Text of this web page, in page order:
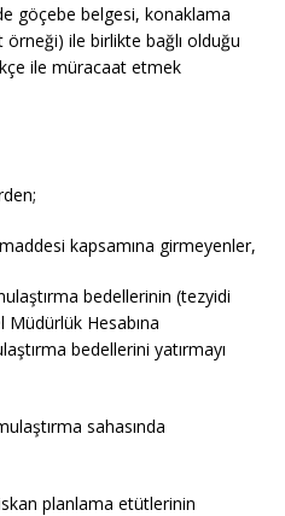
göçebe belgesi, konaklama
örneği) ile birlikte bağlı olduğu
ile müracaat etmek
kapsamına girmeyenler,
bedellerinin (tezyidi
Müdürlük Hesabına
bedellerini yatırmayı
sahasında
planlama etütlerinin